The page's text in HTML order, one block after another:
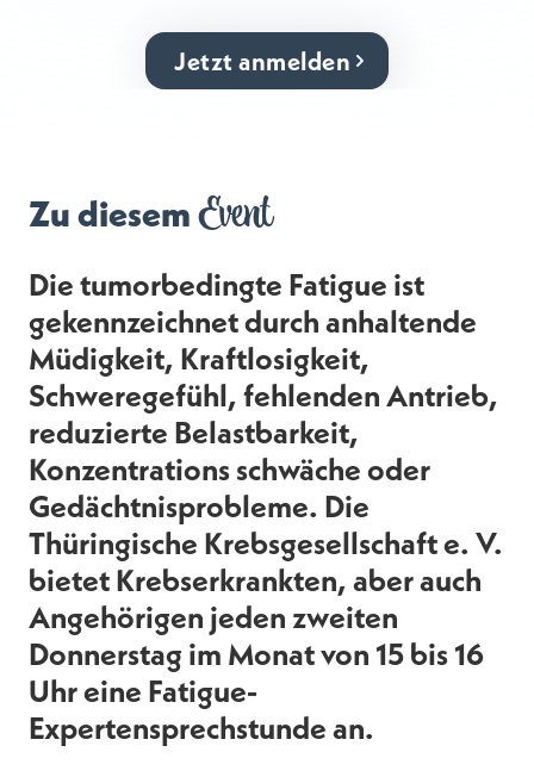
Jetzt anmelden
Zu diesemEvent
Die tumorbedingte Fatigue ist
gekennzeichnet durch anhaltende
Müdigkeit, Kraftlosigkeit,
Schweregefühl, fehlenden Antrieb,
reduzierte Belastbarkeit,
Konzentrations schwäche oder
Gedächtnisprobleme. Die
Thüringische Krebsgesellschaft e. V.
bietet Krebserkrankten, aber auch
Angehörigen jeden zweiten
Donnerstag im Monat von 15 bis 16
Uhr eine Fatigue-
Expertensprechstunde an.